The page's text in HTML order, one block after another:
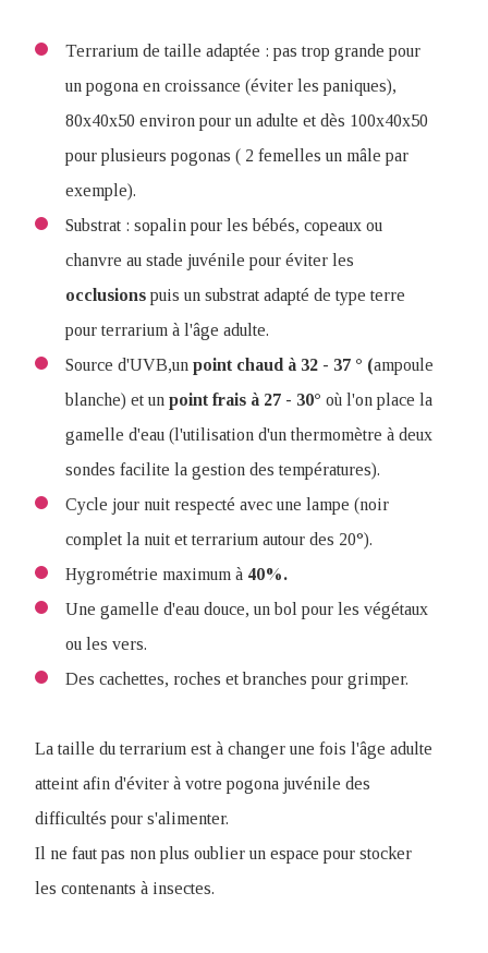
Terrarium de taille adaptée : pas trop grande pour
un pogona en croissance (éviter les paniques),
80x40x50 environ pour un adulte et dès 100x40x50
pour plusieurs pogonas ( 2 femelles un mâle par
exemple).
Substrat : sopalin pour les bébés, copeaux ou
chanvre au stade juvénile pour éviter les
occlusions puis un substrat adapté de type terre
pour terrarium à l'âge adulte.
Source d'UVB,un point chaud à 32 - 37 ° (ampoule
blanche) et un point frais à 27 - 30° où l'on place la
gamelle d'eau (l'utilisation d'un thermomètre à deux
sondes facilite la gestion des températures).
Cycle jour nuit respecté avec une lampe (noir
complet la nuit et terrarium autour des 20°).
Hygrométrie maximum à 40%.
Une gamelle d'eau douce, un bol pour les végétaux
ou les vers.
Des cachettes, roches et branches pour grimper.
La taille du terrarium est à changer une fois l'âge adulte
atteint afin d'éviter à votre pogona juvénile des
difficultés pour s'alimenter.
Il ne faut pas non plus oublier un espace pour stocker
les contenants à insectes.